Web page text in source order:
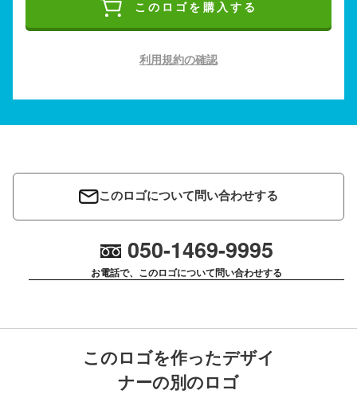
このロゴを購入する
利用規約の確認
このロゴについて問い合わせする
050-1469-9995
お電話で、このロゴについて問い合わせする
このロゴを作ったデザイ
ナーの別のロゴ